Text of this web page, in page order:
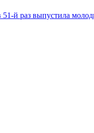
й раз выпустила